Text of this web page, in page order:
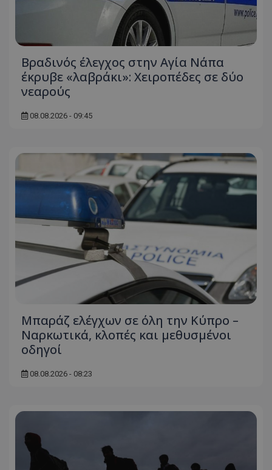
Βραδινός έλεγχος στην Αγία Νάπα
έκρυβε «λαβράκι»: Χειροπέδες σε δύο
νεαρούς
08.08.2026 - 09:45
Μπαράζ ελέγχων σε όλη την Κύπρο –
Ναρκωτικά, κλοπές και μεθυσμένοι
οδηγοί
08.08.2026 - 08:23